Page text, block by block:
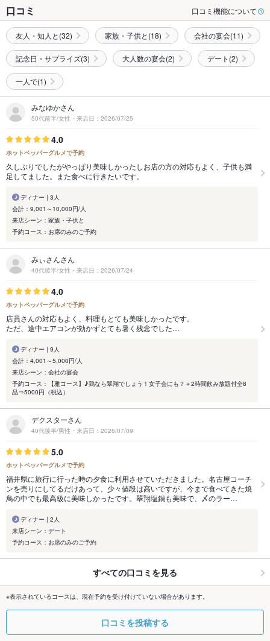
口コミ 口コミ機能について
友人・知人と(32) 家族・子供と(18) 会社の宴会(11)
記念日・サプライズ(3) 大人数の宴会(2) デート(2)
一人で(1)
みなゆかさん
50代前半/女性・来店日：2026/07/25
4.0
ホットペッパーグルメで予約
久しぶりでしたがやっぱり美味しかったしお店の方の対応もよく、子供も満
足してました。また食べに行きたいです。
ディナー | 3人
会計：9,001～10,000円/人
来店シーン：家族・子供と
予約コース：お席のみのご予約
みぃさんさん
40代後半/女性・来店日：2026/07/24
4.0
ホットペッパーグルメで予約
店員さんの対応もよく、料理もとても美味しかったです。
ただ、途中エアコンが効かずとても暑く残念でした…
ディナー | 9人
会計：4,001～5,000円/人
来店シーン：会社の宴会
予約コース：【雅コース】♪鶏なら翠翔でしょう！女子会にも？＋2時間飲み放題付全8
品⇒5000円（税込）
デクスターさん
40代後半/男性・来店日：2026/07/09
5.0
ホットペッパーグルメで予約
福井県に旅行に行った時の夕食に利用させていただきました。名古屋コーチ
ンを売りにしてるだけあって、少々値段は高いですが、今まで食べてきた焼
鳥の中でも最高級に美味しかったです。翠翔塩鍋も美味で、〆のラー…
ディナー | 2人
来店シーン：デート
予約コース：お席のみのご予約
すべての口コミを見る
※表示されているコースは、現在予約を受け付けていない場合があります。
口コミを投稿する